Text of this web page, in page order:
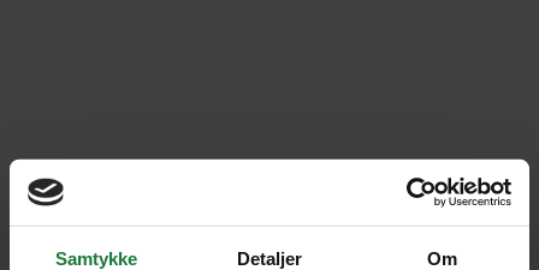
Samtykke Detaljer Om